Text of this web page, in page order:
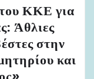
ΚΚΕ για
Άθλιες
στην
και